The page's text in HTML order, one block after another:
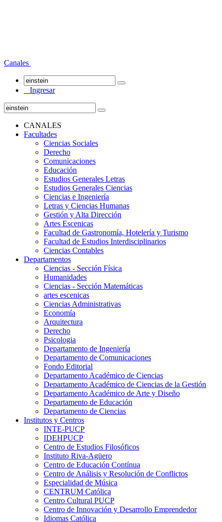
Canales
Ingresar
CANALES
Facultades
Ciencias Sociales
Derecho
Comunicaciones
Educación
Estudios Generales Letras
Estudios Generales Ciencias
Ciencias e Ingeniería
Letras y Ciencias Humanas
Gestión y Alta Dirección
Artes Escenicas
Facultad de Gastronomía, Hotelería y Turismo
Facultad de Estudios Interdisciplinarios
Ciencias Contables
Departamentos
Ciencias - Sección Física
Humanidades
Ciencias - Sección Matemáticas
artes escenicas
Ciencias Administrativas
Economía
Arquitectura
Derecho
Psicologia
Departamento de Ingeniería
Departamento de Comunicaciones
Fondo Editorial
Departamento Académico de Ciencias
Departamento Académico de Ciencias de la Gestión
Departamento Académico de Arte y Diseño
Departamento de Educación
Departamento de Ciencias
Institutos y Centros
INTE-PUCP
IDEHPUCP
Centro de Estudios Filosóficos
Instituto Riva-Agüero
Centro de Educación Contínua
Centro de Análisis y Resolución de Conflictos
Especialidad de Música
CENTRUM Católica
Centro Cultural PUCP
Centro de Innovación y Desarrollo Emprendedor
Idiomas Católica